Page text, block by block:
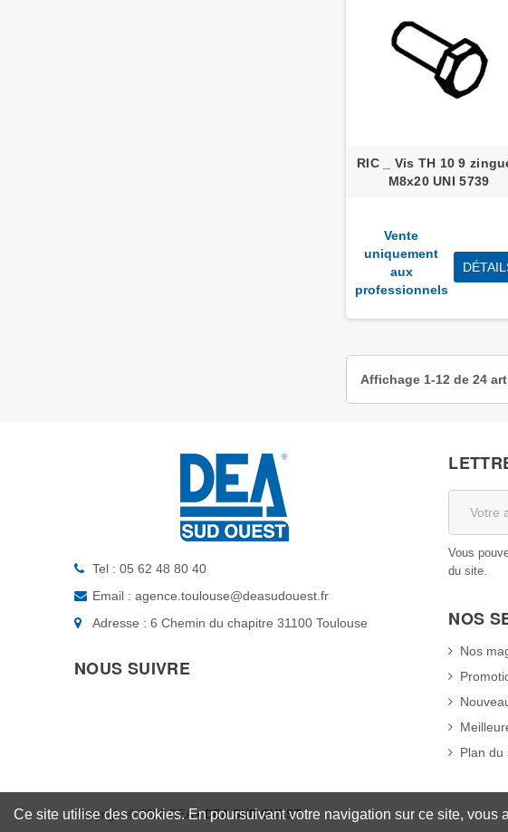
RIC _ Vis TH 10 9
M8x20 UNI 5739
Vente
uniquement
aux
professionnels
Affichage 1-12 de 24
Tel : 05 62 48 80 40
Email : agence.toulouse@deasudouest.fr
Adresse : 6 Chemin du chapitre 31100 Toulouse
NOUS SUIVRE
Vous
du site.
NOS
Nos
Plan du
Copyright © 2026 DEA• DEA SUD OUEST
Ce site utilise des cookies. En poursuivant votre navigation sur ce site, vous